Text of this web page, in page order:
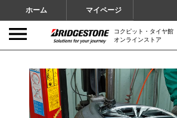
ホーム マイページ
コクピット・タイヤ館
オンラインストア